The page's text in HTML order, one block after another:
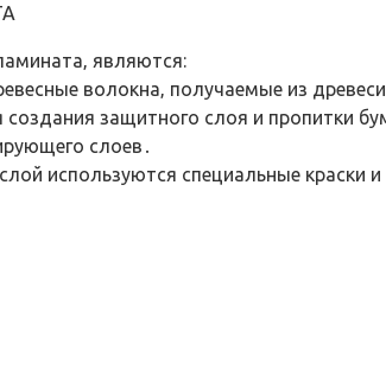
являются:
волокна‚ получаемые из
защитного слоя и пропитки
слоев․
используются специальные краски